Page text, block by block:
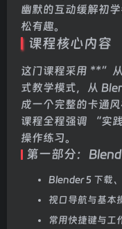
幽默的互动缓解初
松有趣。
课程核心内容
这门课程采用 **”
式教学模式，从
成一个完整的卡通
课程全程强调 “实
操作练习。
第一部分：
Blender 5 下载
视口导航与基本
常用快捷键与工